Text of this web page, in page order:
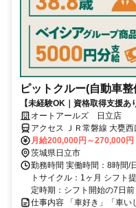
ピットクルー(自動車
【未経験OK｜資格取得支援
る！《年間休日115日／残業代
オートアールズ 日立店
アクセス ＪＲ常磐線 大甕
月給200,000円～270,000円
茨城県日立市
勤務時間 実働時間：8時間/
トサイクル：1ヶ月 シフト
定時期：シフト開始の7日
仕事内容 「車好き」「車い